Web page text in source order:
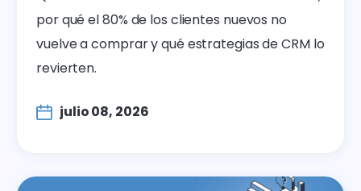
por qué el 80% de los clientes nuevos no
vuelve a comprar y qué estrategias de CRM lo
revierten.
julio 08, 2026